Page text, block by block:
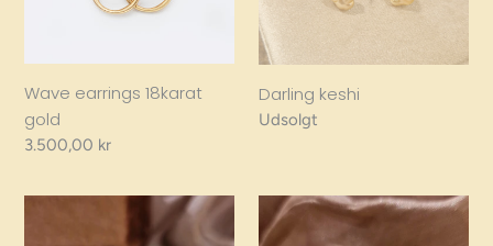
Wave earrings 18karat
gold
Regular
3.500,00 kr
Darling keshi
Regular
Udsolgt
South
Sea